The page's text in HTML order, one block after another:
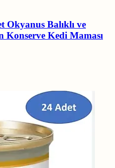
Okyanus Balıklı ve
Konserve Kedi Maması